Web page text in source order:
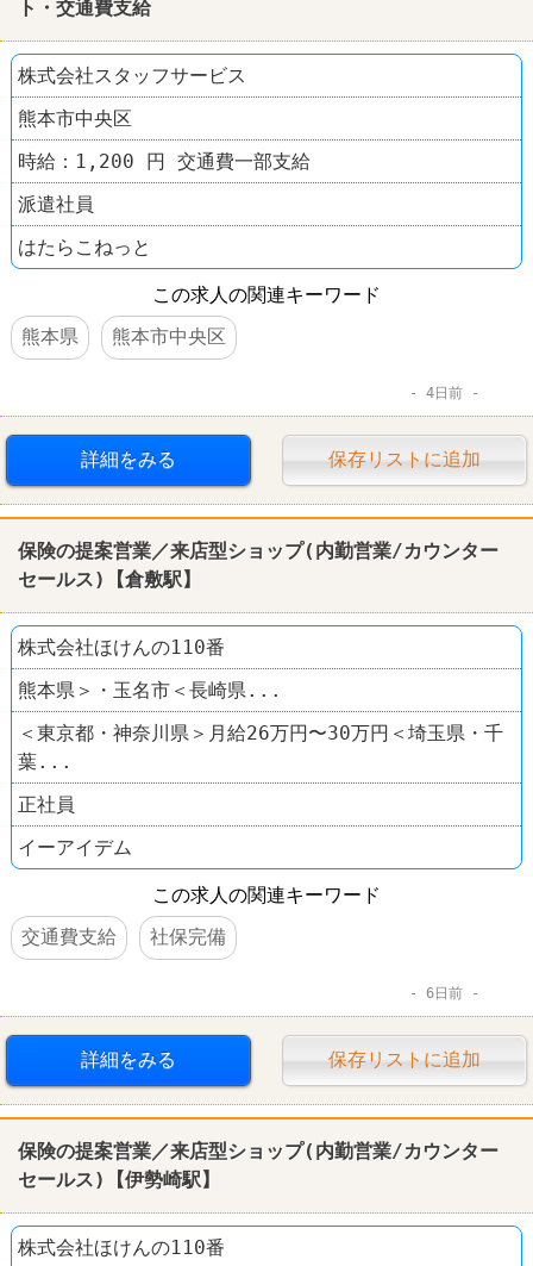
ト・交通費支給
株式会社スタッフサービス
熊本市中央区
時給：1,200 円 交通費一部支給
派遣社員
はたらこねっと
この求人の関連キーワード
熊本県
熊本市中央区
4日前
詳細をみる 保存リストに追加
保険の提案営業／来店型ショップ(内勤営業/カウンター
セールス)【倉敷駅】
株式会社ほけんの110番
熊本県＞・玉名市＜長崎県...
＜東京都・神奈川県＞月給26万円〜30万円＜埼玉県・千
葉...
正社員
イーアイデム
この求人の関連キーワード
交通費支給
社保完備
6日前
詳細をみる 保存リストに追加
保険の提案営業／来店型ショップ(内勤営業/カウンター
セールス)【伊勢崎駅】
株式会社ほけんの110番